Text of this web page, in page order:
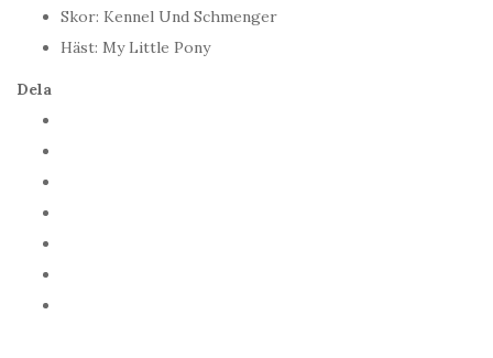
Skor: Kennel Und Schmenger
Häst: My Little Pony
Dela